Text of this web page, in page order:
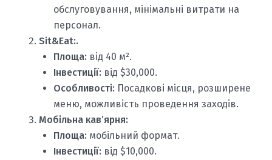
обслуговування, мінімальні витрати на
персонал.
Sit&Eat:.
Площа: від 40 м²​.
Інвестиції: від $30,000​.
Особливості: Посадкові місця, розширене
меню, можливість проведення заходів.​
Мобільна кав’ярня:
Площа: мобільний формат​.
Інвестиції: від $10,000.